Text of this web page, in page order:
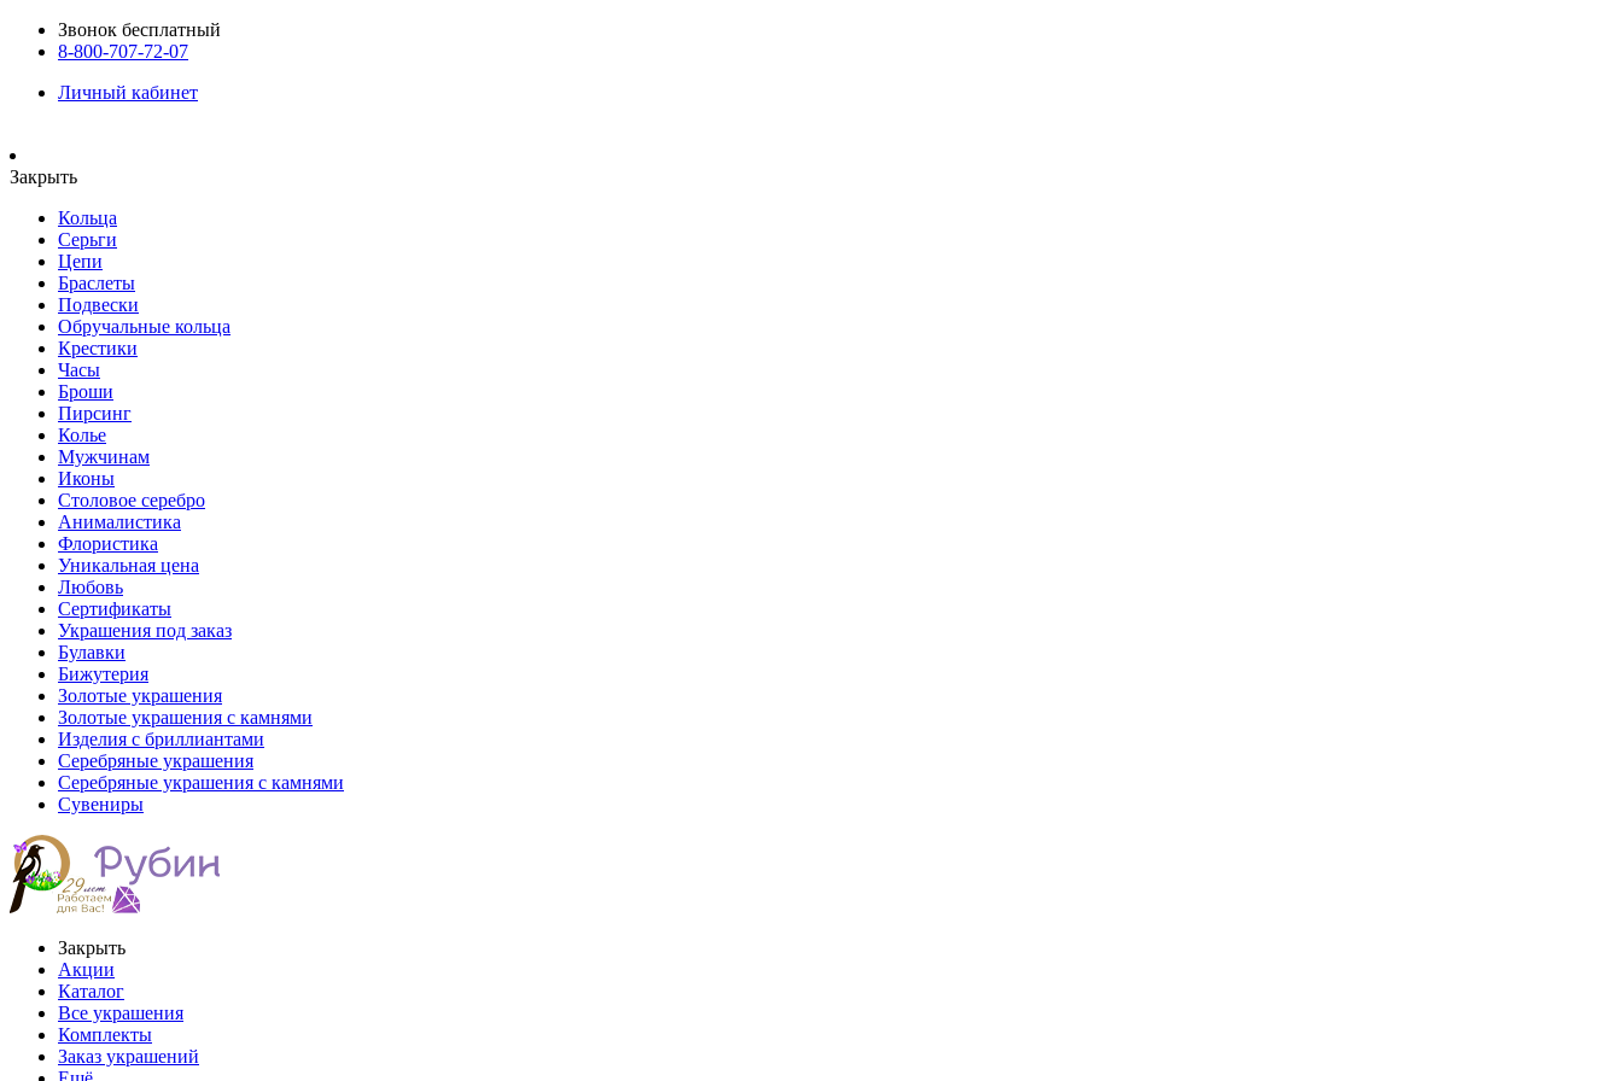
Звонок бесплатный
8-800-707-72-07
Личный кабинет
Закрыть
Кольца
Серьги
Цепи
Браслеты
Подвески
Обручальные кольца
Крестики
Часы
Броши
Пирсинг
Колье
Мужчинам
Иконы
Столовое серебро
Анималистика
Флористика
Уникальная цена
Любовь
Сертификаты
Украшения под заказ
Булавки
Бижутерия
Золотые украшения
Золотые украшения с камнями
Изделия с бриллиантами
Серебряные украшения
Серебряные украшения с камнями
Сувениры
Закрыть
Акции
Каталог
Все украшения
Комплекты
Заказ украшений